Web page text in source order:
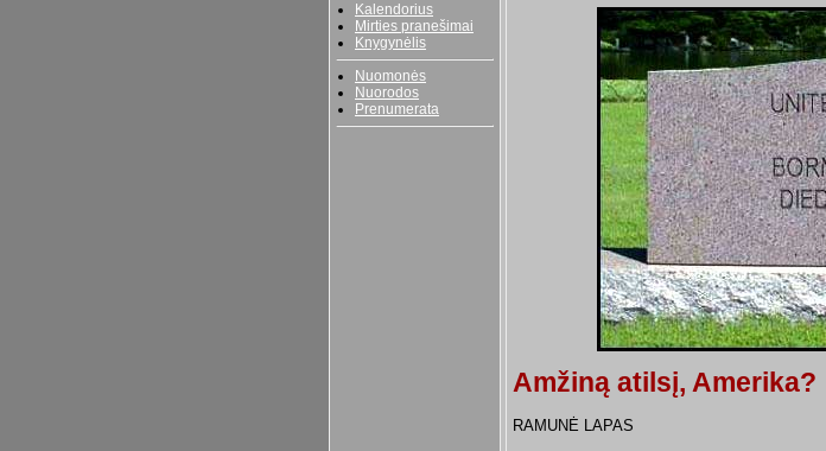
Kalendorius
Mirties pranešimai
Knygynėlis
Nuomonės
Nuorodos
Prenumerata
Amžiną atilsį, Amerika?
RAMUNĖ LAPAS